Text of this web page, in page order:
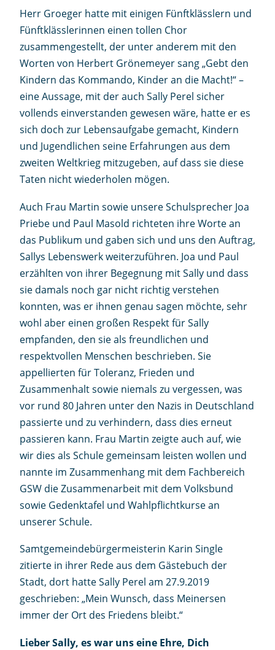
Herr Groeger hatte mit einigen Fünftklässlern und
Fünftklässlerinnen einen tollen Chor
zusammengestellt, der unter anderem mit den
Worten von Herbert Grönemeyer sang „Gebt den
Kindern das Kommando, Kinder an die Macht!“ –
eine Aussage, mit der auch Sally Perel sicher
vollends einverstanden gewesen wäre, hatte er es
sich doch zur Lebensaufgabe gemacht, Kindern
und Jugendlichen seine Erfahrungen aus dem
zweiten Weltkrieg mitzugeben, auf dass sie diese
Taten nicht wiederholen mögen.
Auch Frau Martin sowie unsere Schulsprecher Joa
Priebe und Paul Masold richteten ihre Worte an
das Publikum und gaben sich und uns den Auftrag,
Sallys Lebenswerk weiterzuführen. Joa und Paul
erzählten von ihrer Begegnung mit Sally und dass
sie damals noch gar nicht richtig verstehen
konnten, was er ihnen genau sagen möchte, sehr
wohl aber einen großen Respekt für Sally
empfanden, den sie als freundlichen und
respektvollen Menschen beschrieben. Sie
appellierten für Toleranz, Frieden und
Zusammenhalt sowie niemals zu vergessen, was
vor rund 80 Jahren unter den Nazis in Deutschland
passierte und zu verhindern, dass dies erneut
passieren kann. Frau Martin zeigte auch auf, wie
wir dies als Schule gemeinsam leisten wollen und
nannte im Zusammenhang mit dem Fachbereich
GSW die Zusammenarbeit mit dem Volksbund
sowie Gedenktafel und Wahlpflichtkurse an
unserer Schule.
Samtgemeindebürgermeisterin Karin Single
zitierte in ihrer Rede aus dem Gästebuch der
Stadt, dort hatte Sally Perel am 27.9.2019
geschrieben: „Mein Wunsch, dass Meinersen
immer der Ort des Friedens bleibt.“
Lieber Sally, es war uns eine Ehre, Dich